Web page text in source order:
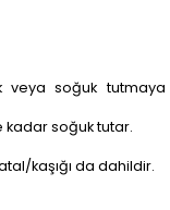
veya soğuk tutmaya
kadar soğuk tutar.
kaşığı da dahildir.